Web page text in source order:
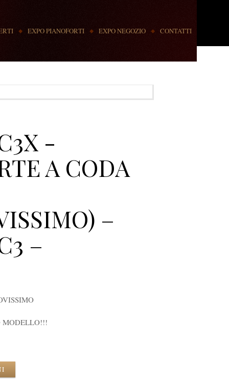
EXPO PIANOFORTI EXPO NEGOZIO CONTATTI
-
A CODA
–
–
MODELLO!!!